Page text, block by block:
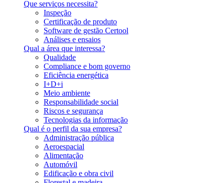
Que serviços necessita?
Inspeção
Certificação de produto
Software de gestão Certool
Análises e ensaios
Qual a área que interessa?
Qualidade
Compliance e bom governo
Eficiência energética
I+D+i
Meio ambiente
Responsabilidade social
Riscos e segurança
Tecnologias da informação
Qual é o perfil da sua empresa?
Administração pública
Aeroespacial
Alimentação
Automóvil
Edificação e obra civil